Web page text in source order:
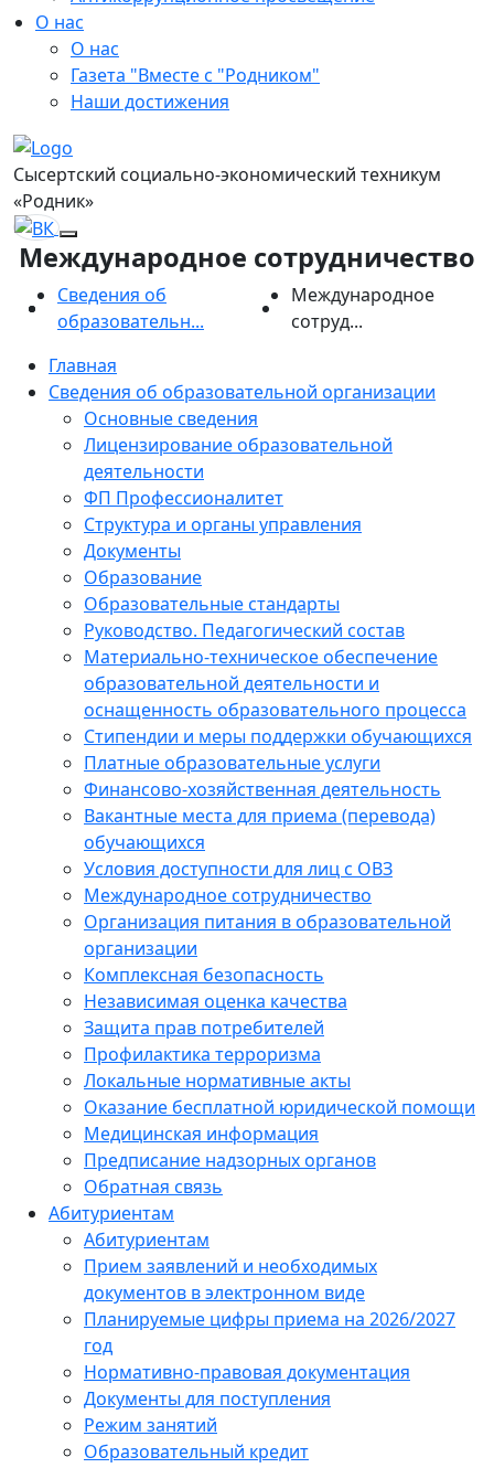
О нас
О нас
Газета "Вместе с "Родником"
Наши достижения
Сысертский социально-экономический техникум
«Родник»
Международное сотрудничество
Сведения об
образовательн...
Международное
сотруд...
Главная
Сведения об образовательной организации
Основные сведения
Лицензирование образовательной
деятельности
ФП Профессионалитет
Структура и органы управления
Документы
Образование
Образовательные стандарты
Руководство. Педагогический состав
Материально-техническое обеспечение
образовательной деятельности и
оснащенность образовательного процесса
Стипендии и меры поддержки обучающихся
Платные образовательные услуги
Финансово-хозяйственная деятельность
Вакантные места для приема (перевода)
обучающихся
Условия доступности для лиц с ОВЗ
Международное сотрудничество
Организация питания в образовательной
организации
Комплексная безопасность
Независимая оценка качества
Защита прав потребителей
Профилактика терроризма
Локальные нормативные акты
Оказание бесплатной юридической помощи
Медицинская информация
Предписание надзорных органов
Обратная связь
Абитуриентам
Абитуриентам
Прием заявлений и необходимых
документов в электронном виде
Планируемые цифры приема на 2026/2027
год
Нормативно-правовая документация
Документы для поступления
Режим занятий
Образовательный кредит